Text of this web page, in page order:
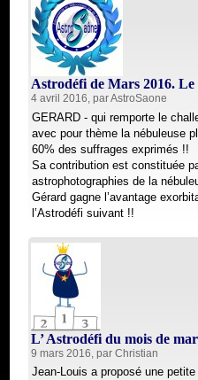
Astrodéfi de Mars 2016. Le
4 avril 2016, parAstroSaone
GERARD - qui remporte le
avec pour thème la nébuleuse
60% des suffrages exprimés !!
Sa contribution est constituée
astrophotographies de la
Gérard gagne l’avantage
l’Astrodéfi suivant !!
L’ Astrodéfi du mois de
9 mars 2016, par Christian
Jean-Louis a proposé une